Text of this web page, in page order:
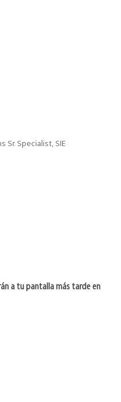
Sr. Specialist, SIE
a tu pantalla más tarde en